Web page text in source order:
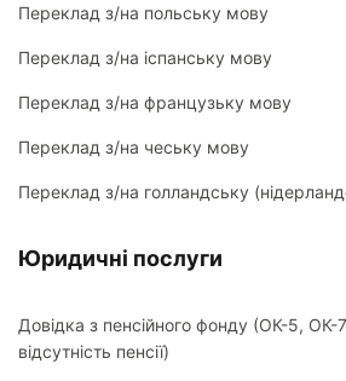
Переклад з/на польську мову
Переклад з/на іспанську мову
Переклад з/на французьку мову
Переклад з/на чеську мову
Переклад з/на голландську
Юридичні послуги
Довідка з пенсійного фонду (ОК-5, ОК-
відсутність пенсії)